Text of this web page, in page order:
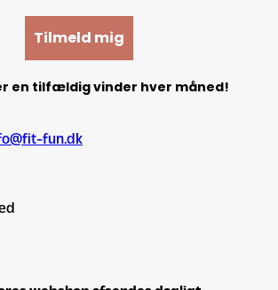
Tilmeld mig
en tilfældig vinder hver måned!
fun.dk